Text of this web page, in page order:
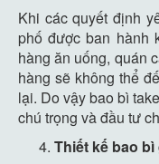
Khi các quyết định
phố được ban hành
hàng ăn uống, quán
hàng sẽ không thể
lại. Do vậy bao bì
chú trọng và đầu tư
Thiết kế bao bì